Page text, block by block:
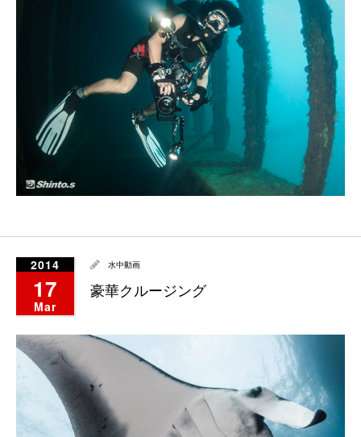
2014
17
Mar
水中動画
豪華クルージング